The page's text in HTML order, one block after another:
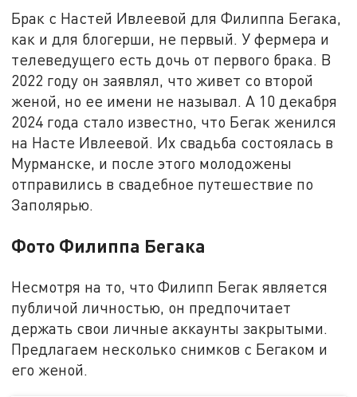
Брак с Настей Ивлеевой для Филиппа Бегака,
как и для блогерши, не первый. У фермера и
телеведущего есть дочь от первого брака. В
2022 году он заявлял, что живет со второй
женой, но ее имени не называл. А 10 декабря
2024 года стало известно, что Бегак женился
на Насте Ивлеевой. Их свадьба состоялась в
Мурманске, и после этого молодожены
отправились в свадебное путешествие по
Заполярью.
Фото Филиппа Бегака
Несмотря на то, что Филипп Бегак является
публичой личностью, он предпочитает
держать свои личные аккаунты закрытыми.
Предлагаем несколько снимков с Бегаком и
его женой.